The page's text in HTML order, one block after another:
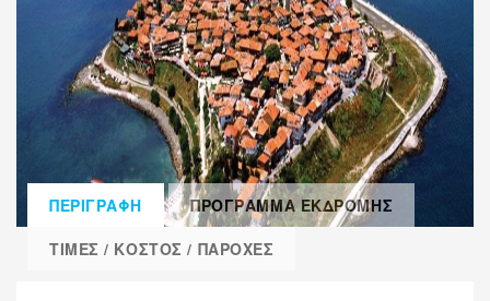
ΠΕΡΙΓΡΑΦΗ
ΠΡΟΓΡΑΜΜΑ ΕΚΔΡΟΜΗΣ
ΤΙΜΕΣ / ΚΟΣΤΟΣ / ΠΑΡΟΧΕΣ